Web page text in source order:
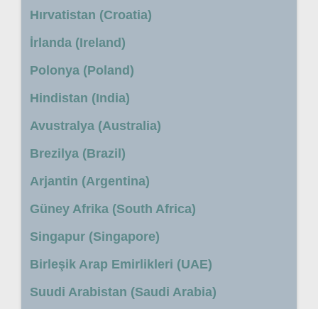
Hırvatistan (Croatia)
İrlanda (Ireland)
Polonya (Poland)
Hindistan (India)
Avustralya (Australia)
Brezilya (Brazil)
Arjantin (Argentina)
Güney Afrika (South Africa)
Singapur (Singapore)
Birleşik Arap Emirlikleri (UAE)
Suudi Arabistan (Saudi Arabia)